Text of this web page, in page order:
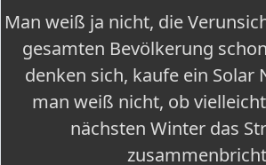
Man weiß ja nicht, die
gesamten Bevölkerung
denken sich, kaufe ein Solar
man weiß nicht, ob
nächsten Winter das